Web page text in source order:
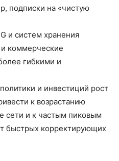
подписки на «чистую
и систем хранения
коммерческие
гибкими и
и инвестиций рост
к возрастанию
сети и к частым пиковым
быстрых корректирующих